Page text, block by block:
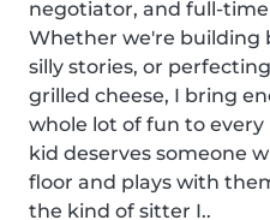
negotiator, and full-
Whether we're building
silly stories, or
grilled cheese, I bring
whole lot of fun to
kid deserves someone
floor and plays with
the kind of sitter I..